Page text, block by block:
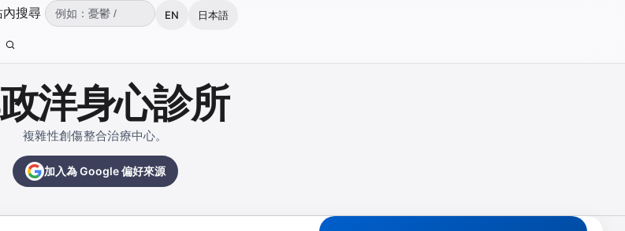
內搜尋 （可輸入：憂鬱、焦慮、失眠、ADHD、雙相、拒學、創傷、解離、EMDR、TMS、NIRS、預約）
EN 日本語
洋身心診所
複雜性創傷整合治療中心。
加入為 Google 偏好來源